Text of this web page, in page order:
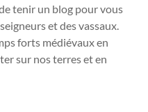
tenir un blog pour vous
et des vassaux.
forts médiévaux en
sur nos terres et en